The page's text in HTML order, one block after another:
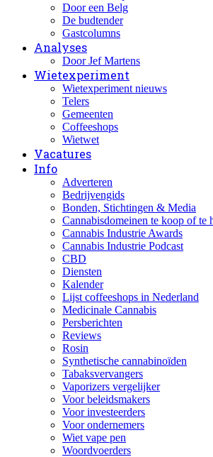
Door een Belg
De budtender
Gastcolumns
Analyses
Door Jef Martens
Wietexperiment
Wietexperiment nieuws
Telers
Gemeenten
Coffeeshops
Wietwet
Vacatures
Info
Adverteren
Bedrijvengids
Bonden, Stichtingen & Media
Cannabisdomeinen te koop of te
Cannabis Industrie Awards
Cannabis Industrie Podcast
CBD
Diensten
Kalender
Lijst coffeeshops in Nederland
Medicinale Cannabis
Persberichten
Reviews
Rosin
Synthetische cannabinoïden
Tabaksvervangers
Vaporizers vergelijker
Voor beleidsmakers
Voor investeerders
Voor ondernemers
Wiet vape pen
Woordvoerders